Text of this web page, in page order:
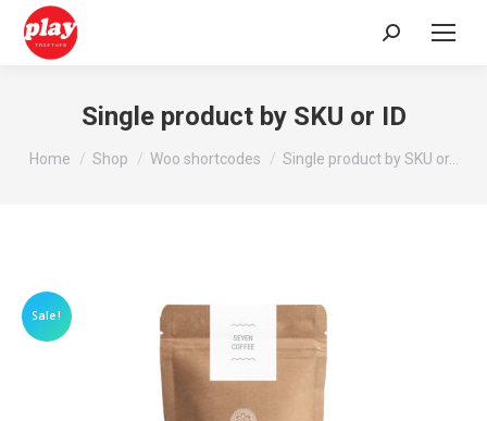
Search:
Single product by SKU or ID
Home Shop Woo shortcodes Single product by SKU or…
Sale!